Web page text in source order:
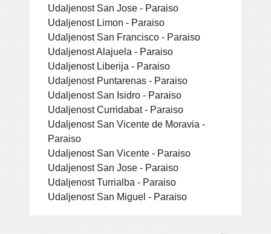
Udaljenost San Jose - Paraiso
Udaljenost Limon - Paraiso
Udaljenost San Francisco - Paraiso
Udaljenost Alajuela - Paraiso
Udaljenost Liberija - Paraiso
Udaljenost Puntarenas - Paraiso
Udaljenost San Isidro - Paraiso
Udaljenost Curridabat - Paraiso
Udaljenost San Vicente de Moravia -
Paraiso
Udaljenost San Vicente - Paraiso
Udaljenost San Jose - Paraiso
Udaljenost Turrialba - Paraiso
Udaljenost San Miguel - Paraiso